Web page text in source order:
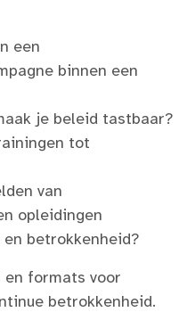
een
binnen een
je beleid tastbaar?
tot
van
opleidingen
betrokkenheid?
en formats voor
betrokkenheid.